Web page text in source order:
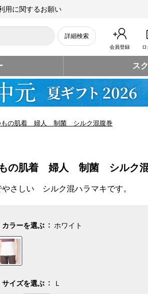
用に関するお願い
詳細検索
会員登録 ロ
ス
もの肌着 婦人 制菌 シルク混腹巻
の肌着 婦人 制菌 シルク
やさしい シルク混ハラマキです。
カラーを選ぶ ホワイト
サイズを選ぶ Ｌ